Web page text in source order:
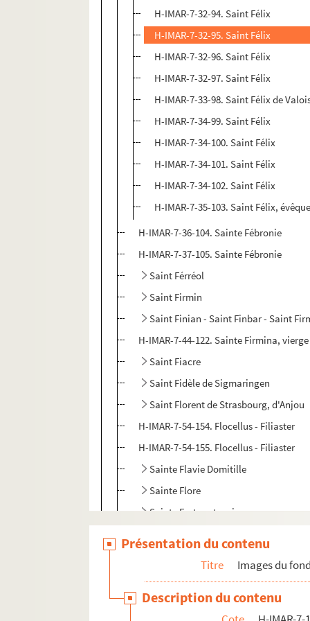
H-IMAR-7-32-94. Saint Félix
H-IMAR-7-32-95. Saint Félix
H-IMAR-7-32-96. Saint Félix
H-IMAR-7-32-97. Saint Félix
H-IMAR-7-33-98. Saint Félix de
H-IMAR-7-34-99. Saint Félix
H-IMAR-7-34-100. Saint Félix
H-IMAR-7-34-101. Saint Félix
H-IMAR-7-34-102. Saint Félix
H-IMAR-7-35-103. Saint Félix,
H-IMAR-7-36-104. Sainte Fébronie
H-IMAR-7-37-105. Sainte Fébronie
Saint Férréol
Saint Firmin
Saint Finian - Saint Finbar - Saint
H-IMAR-7-44-122. Sainte Firmina,
Saint Fiacre
Saint Fidèle de Sigmaringen
Saint Florent de Strasbourg, d'Anjou
H-IMAR-7-54-154. Flocellus - Filiaster
H-IMAR-7-54-155. Flocellus - Filiaster
Sainte Flavie Domitille
Sainte Flore
Sainte Fortunata, vierge
H-IMAR-7-63-171. Sainte Foi, vierge et
Présentation du contenu
Titre Images du
Description du contenu